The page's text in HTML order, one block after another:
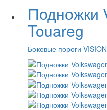
Подножки
Touareg
Боковые пороги